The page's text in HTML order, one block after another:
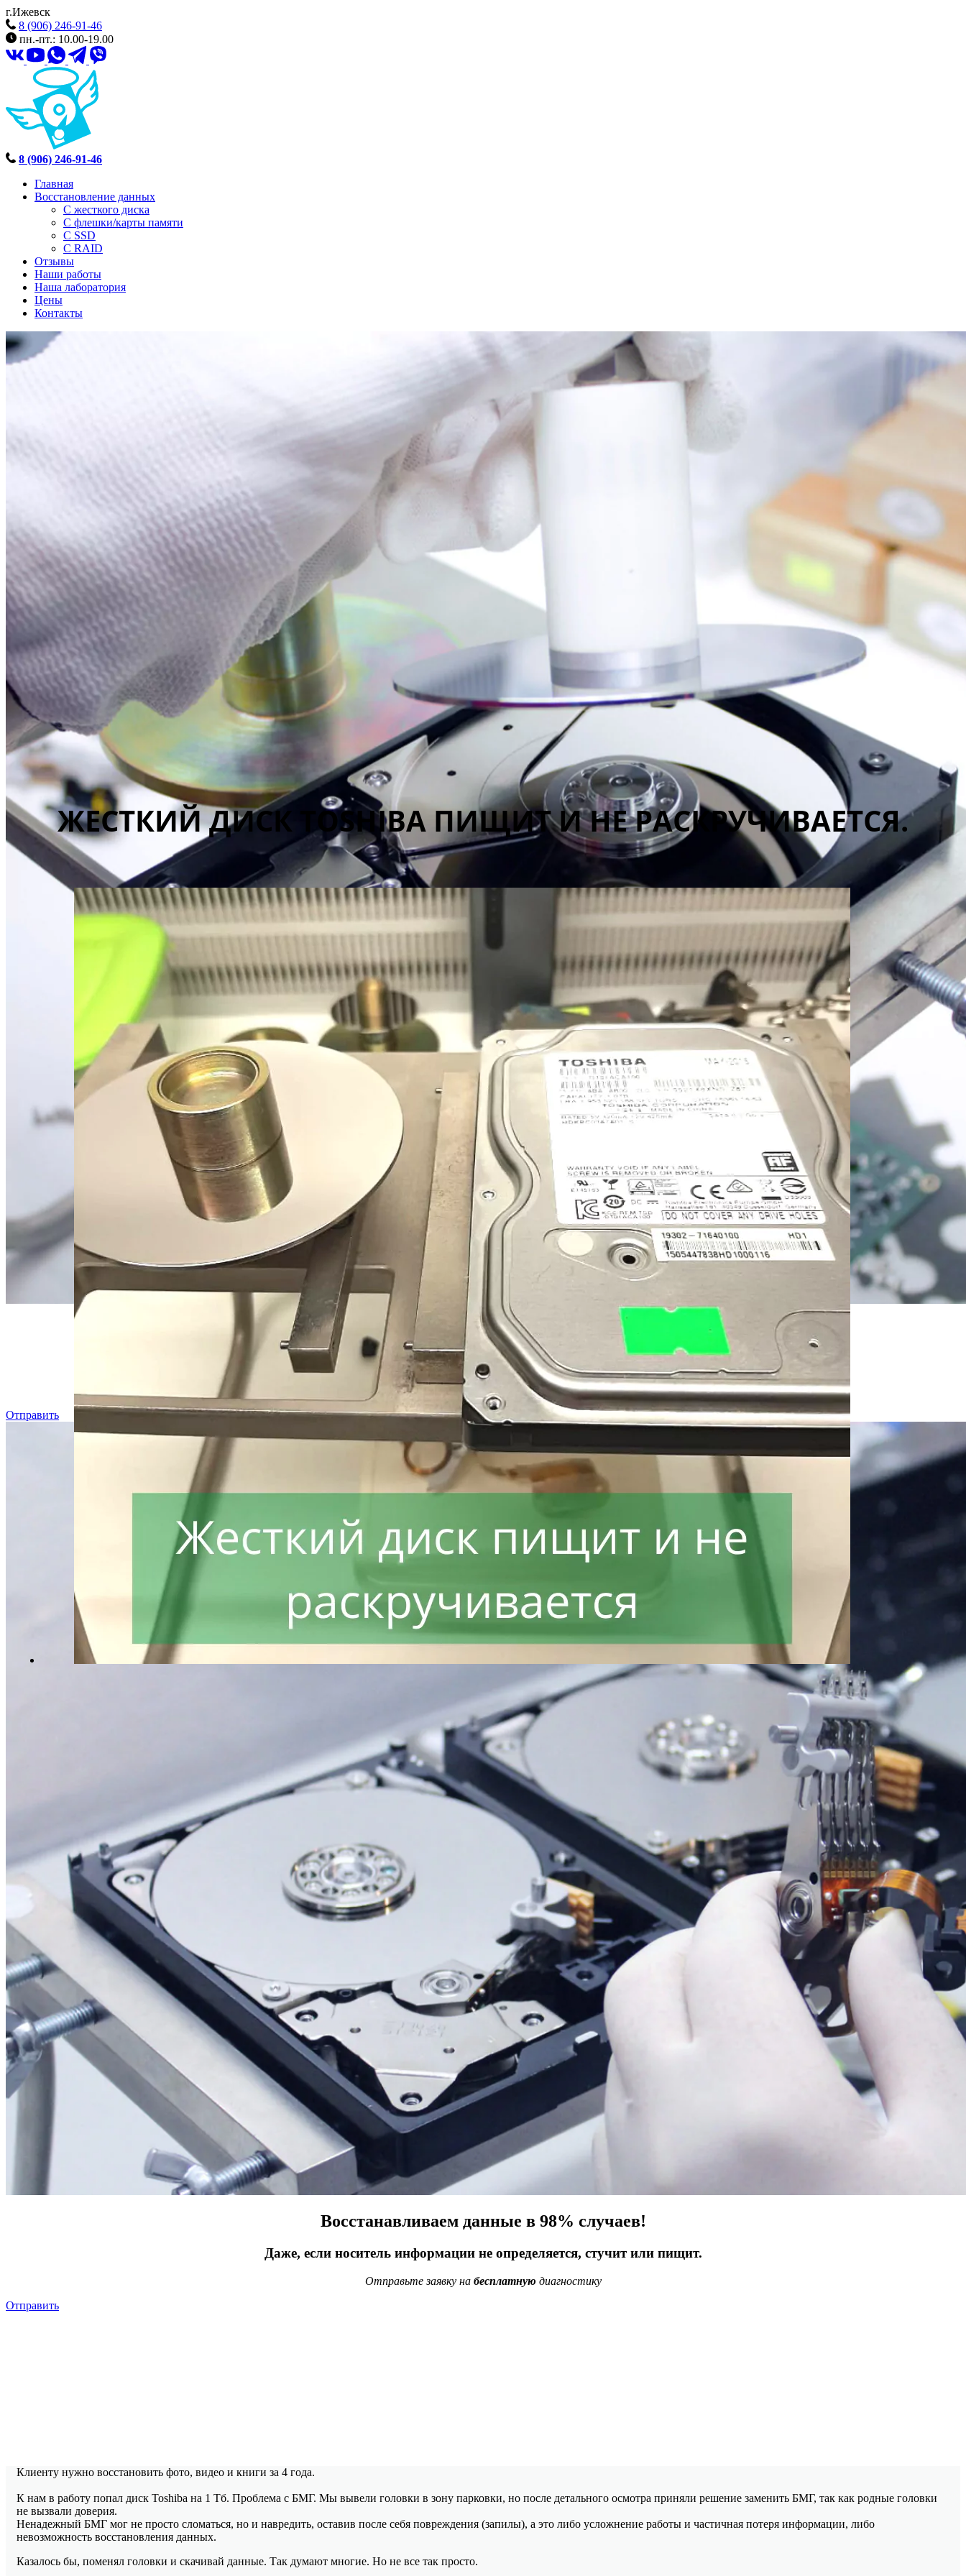
г.Ижевск
8 (906) 246-91-46
пн.-пт.: 10.00-19.00
8 (906) 246-91-46
Главная
Восстановление данных
С жесткого диска
С флешки/карты памяти
С SSD
С RAID
Отзывы
Наши работы
Наша лаборатория
Цены
Контакты
Восстанавливаем данные в 98% случаев!
Даже, если носитель информации не определяется, стучит или пищит.
Отправьте заявку на бесплатнуюдиагностику
Отправить
Восстанавливаем данные в 98% случаев!
Даже, если носитель информации не определяется, стучит или пищит.
Отправьте заявку на бесплатную диагностику
Отправить
ЖЕСТКИЙ ДИСК TOSHIBA ПИЩИТ И НЕ РАСКРУЧИВАЕТСЯ.
Клиенту нужно восстановить фото, видео и книги за 4 года.
К нам в работу попал диск Toshiba на 1 Тб. Проблема с БМГ. Мы вывели головки в зону парковки, но после детального осмотра приняли решение заменить БМГ, так как родные головки
не вызвали доверия.
Ненадежный БМГ мог не просто сломаться, но и навредить, оставив после себя повреждения (запилы), а это либо усложнение работы и частичная потеря информации, либо
невозможность восстановления данных.
Казалось бы, поменял головки и скачивай данные. Так думают многие. Но не все так просто.